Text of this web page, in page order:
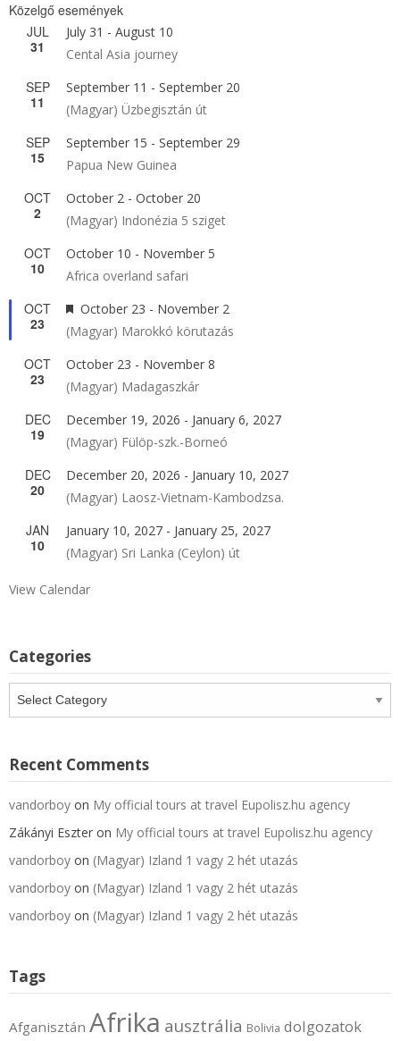
Közelgő események
JUL
31
July 31 - August 10
Cental Asia journey
SEP
11
September 11 - September 20
(Magyar) Üzbegisztán út
SEP
15
September 15 - September 29
Papua New Guinea
OCT
2
October 2 - October 20
(Magyar) Indonézia 5 sziget
OCT
10
October 10 - November 5
Africa overland safari
OCT
23
Featured
October 23 - November 2
(Magyar) Marokkó körutazás
OCT
23
October 23 - November 8
(Magyar) Madagaszkár
DEC
19
December 19, 2026 - January 6, 2027
(Magyar) Fülöp-szk.-Borneó
DEC
20
December 20, 2026 - January 10, 2027
(Magyar) Laosz-Vietnam-Kambodzsa.
JAN
10
January 10, 2027 - January 25, 2027
(Magyar) Sri Lanka (Ceylon) út
View Calendar
Categories
Categories
Recent Comments
vandorboy on My official tours at travel Eupolisz.hu agency
Zákányi Eszter on My official tours at travel Eupolisz.hu agency
vandorboy on (Magyar) Izland 1 vagy 2 hét utazás
vandorboy on (Magyar) Izland 1 vagy 2 hét utazás
vandorboy on (Magyar) Izland 1 vagy 2 hét utazás
Tags
Afganisztán Afrika ausztrália Bolivia dolgozatok